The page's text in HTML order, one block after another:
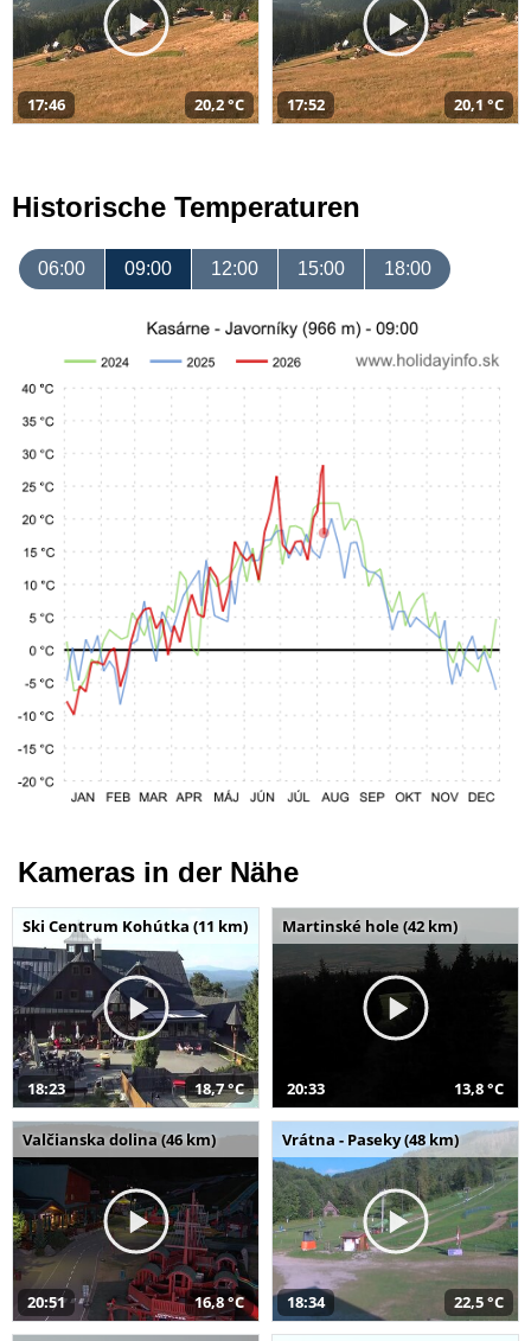
17:46 20,2 °C 17:52 20,1 °C
Historische Temperaturen
06:00 09:00 12:00 15:00 18:00
Kameras in der Nähe
Ski Centrum Kohútka (11 km)
18:23 18,7 °C
Martinské hole (42 km)
20:33 13,8 °C
Valčianska dolina (46 km)
20:51 16,8 °C
Vrátna - Paseky (48 km)
18:34 22,5 °C